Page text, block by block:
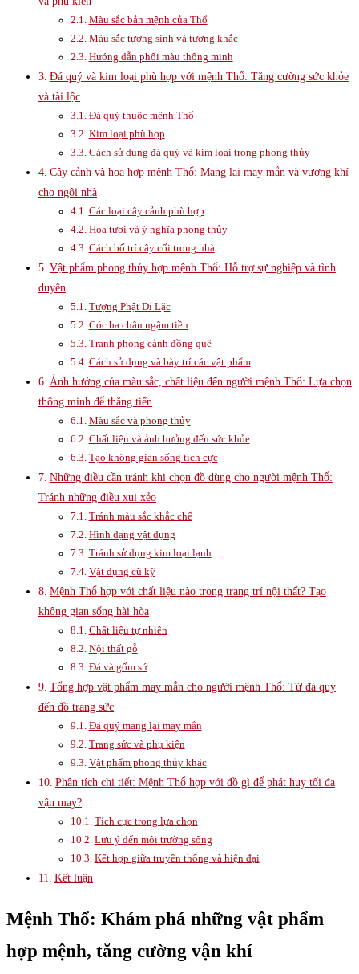
Màu sắc bản mệnh của Thổ
Màu sắc tương sinh và tương khắc
Hướng dẫn phối màu thông minh
Đá quý và kim loại phù hợp với mệnh Thổ: Tăng cường sức khỏe
và tài lộc
Đá quý thuộc mệnh Thổ
Kim loại phù hợp
Cách sử dụng đá quý và kim loại trong phong thủy
Cây cảnh và hoa hợp mệnh Thổ: Mang lại may mắn và vượng khí
cho ngôi nhà
Các loại cây cảnh phù hợp
Hoa tươi và ý nghĩa phong thủy
Cách bố trí cây cối trong nhà
Vật phẩm phong thủy hợp mệnh Thổ: Hỗ trợ sự nghiệp và tình
duyên
Tượng Phật Di Lặc
Cóc ba chân ngậm tiền
Tranh phong cảnh đồng quê
Cách sử dụng và bày trí các vật phẩm
Ảnh hưởng của màu sắc, chất liệu đến người mệnh Thổ: Lựa chọn
thông minh để thăng tiến
Màu sắc và phong thủy
Chất liệu và ảnh hưởng đến sức khỏe
Tạo không gian sống tích cực
Những điều cần tránh khi chọn đồ dùng cho người mệnh Thổ:
Tránh những điều xui xẻo
Tránh màu sắc khắc chế
Hình dạng vật dụng
Tránh sử dụng kim loại lạnh
Vật dụng cũ kỹ
Mệnh Thổ hợp với chất liệu nào trong trang trí nội thất? Tạo
không gian sống hài hòa
Chất liệu tự nhiên
Nội thất gỗ
Đá và gốm sứ
Tổng hợp vật phẩm may mắn cho người mệnh Thổ: Từ đá quý
đến đồ trang sức
Đá quý mang lại may mắn
Trang sức và phụ kiện
Vật phẩm phong thủy khác
Phân tích chi tiết: Mệnh Thổ hợp với đồ gì để phát huy tối đa
vận may?
Tích cực trong lựa chọn
Lưu ý đến môi trường sống
Kết hợp giữa truyền thống và hiện đại
Kết luận
Mệnh Thổ: Khám phá những vật phẩm
hợp mệnh, tăng cường vận khí